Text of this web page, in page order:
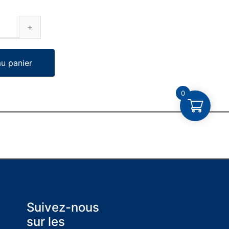
panier
Suivez-nous
sur les
0